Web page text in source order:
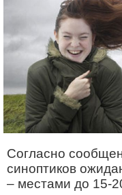
Согласно
синоптиков
– местами до 15-